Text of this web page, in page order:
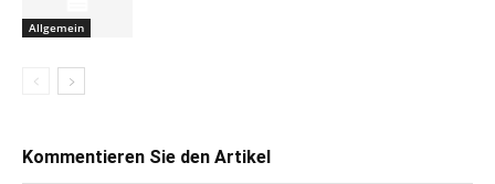
Allgemein
Kommentieren Sie den Artikel